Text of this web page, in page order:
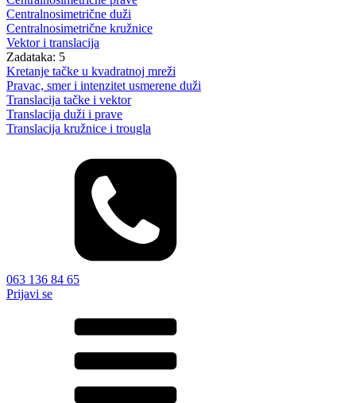
Centralnosimetrične duži
Centralnosimetrične kružnice
Vektor i translacija
Zadataka: 5
Kretanje tačke u kvadratnoj mreži
Pravac, smer i intenzitet usmerene duži
Translacija tačke i vektor
Translacija duži i prave
Translacija kružnice i trougla
063 136 84 65
Prijavi se